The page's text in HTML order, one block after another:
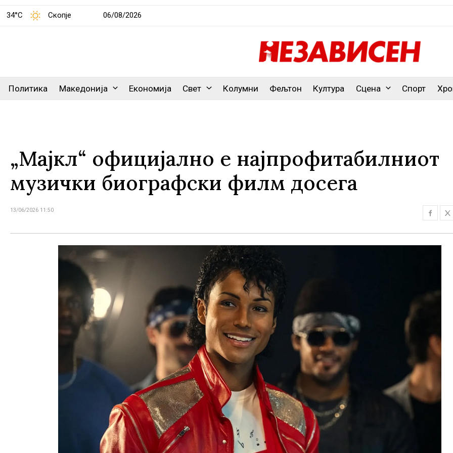
34°C Скопје 06/08/2026
Политика Македонија Економија Свет Колумни Фељтон Култура Сцена Спорт
„Мајкл“ официјално е најпрофитабилниот
музички биографски филм досега
13/06/2026 11:50